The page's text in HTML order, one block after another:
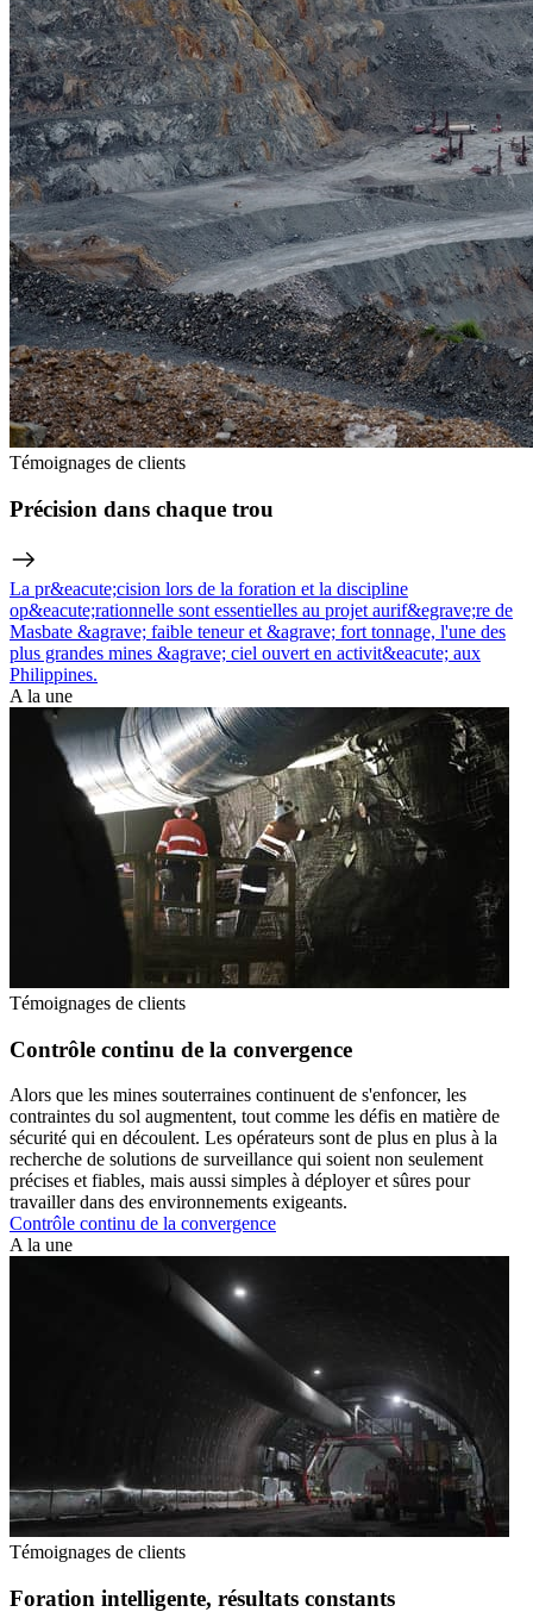
Témoignages de clients
Précision dans chaque trou
La pr&eacute;cision lors de la foration et la discipline
op&eacute;rationnelle sont essentielles au projet aurif&egrave;re de
Masbate &agrave; faible teneur et &agrave; fort tonnage, l'une des
plus grandes mines &agrave; ciel ouvert en activit&eacute; aux
Philippines.
A la une
Témoignages de clients
Contrôle continu de la convergence
Alors que les mines souterraines continuent de s'enfoncer, les
contraintes du sol augmentent, tout comme les défis en matière de
sécurité qui en découlent. Les opérateurs sont de plus en plus à la
recherche de solutions de surveillance qui soient non seulement
précises et fiables, mais aussi simples à déployer et sûres pour
travailler dans des environnements exigeants.
Contrôle continu de la convergence
A la une
Témoignages de clients
Foration intelligente, résultats constants